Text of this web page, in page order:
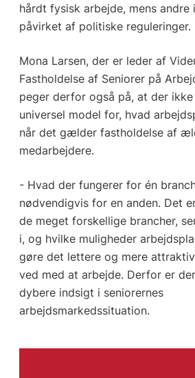
hårdt fysisk arbejde, mens andre
påvirket af politiske reguleringer.
Mona Larsen, der er leder af
Fastholdelse af Seniorer på
peger derfor også på, at der
universel model for, hvad
når det gælder fastholdelse af
medarbejdere.
- Hvad der fungerer for én
nødvendigvis for en anden. Det
de meget forskellige brancher,
i, og hvilke muligheder
gøre det lettere og mere
ved med at arbejde. Derfor er
dybere indsigt i seniorernes
arbejdsmarkedssituation.